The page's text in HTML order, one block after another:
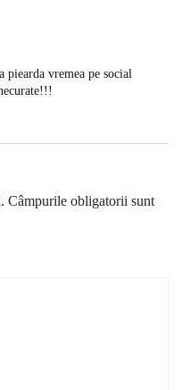
piearda vremea pe social
Câmpurile obligatorii sunt